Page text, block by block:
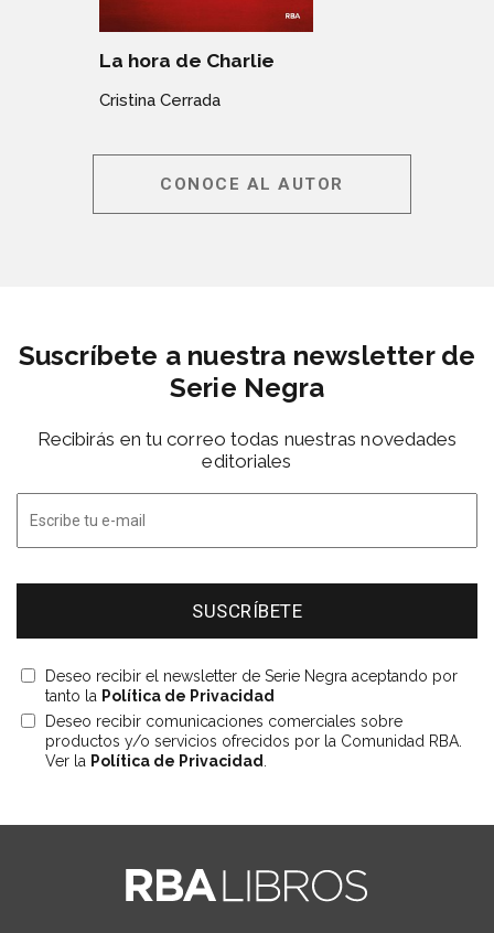
La hora de Charlie
Cristina Cerrada
CONOCE AL AUTOR
Suscríbete a nuestra newsletter de
Serie Negra
Recibirás en tu correo todas nuestras novedades
editoriales
Deseo recibir el newsletter de Serie Negra aceptando por
tanto la Política de Privacidad
Deseo recibir comunicaciones comerciales sobre
productos y/o servicios ofrecidos por la Comunidad RBA.
Ver la Política de Privacidad